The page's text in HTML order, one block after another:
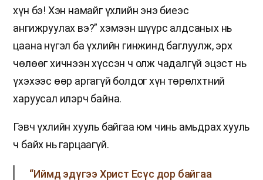
хүн бэ! Хэн намайг үхлийн энэ биеэс
ангижруулах вэ?” хэмээн шүүрс алдсаных нь
цаана нүгэл ба үхлийн гинжинд баглуулж, эрх
чөлөөг хичнээн хүссэн ч олж чадалгүй эцэст нь
үхэхээс өөр аргагүй болдог хүн төрөлхтний
харуусал илэрч байна.
Гэвч үхлийн хууль байгаа юм чинь амьдрах хууль
ч байх нь гарцаагүй.
“Иймд эдүгээ Христ Есүс дор байгаа